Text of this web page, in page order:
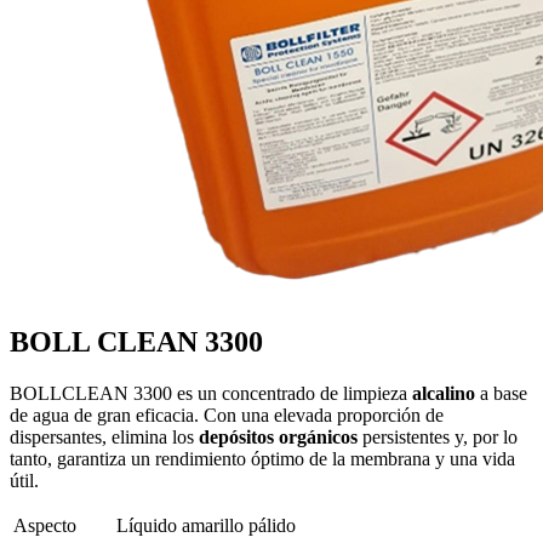
BOLL CLEAN 3300
BOLLCLEAN 3300 es un concentrado de limpieza alcalino a base
de agua de gran eficacia. Con una elevada proporción de
dispersantes, elimina los depósitos orgánicos persistentes y, por lo
tanto, garantiza un rendimiento óptimo de la membrana y una vida
útil.
Aspecto
Líquido amarillo pálido